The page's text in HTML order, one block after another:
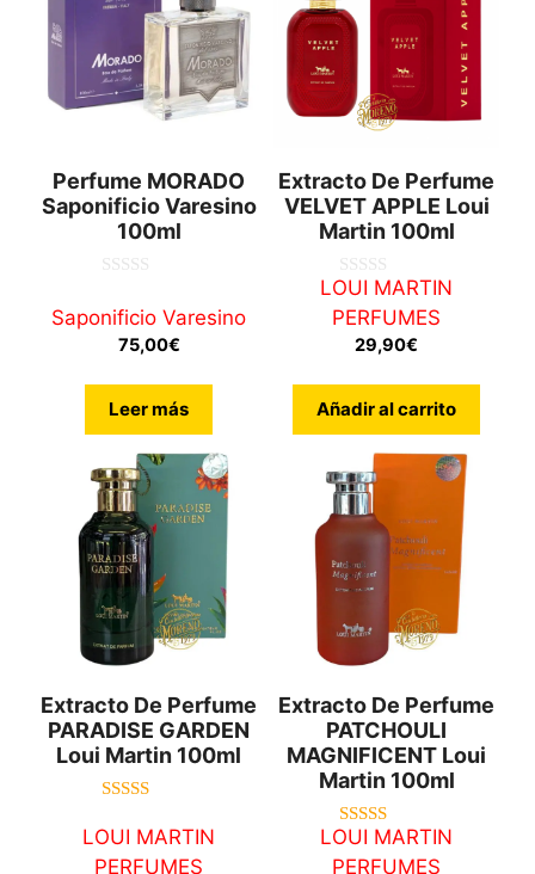
Perfume MORADO
Saponificio Varesino
100ml
e
Saponificio Varesino
75,00€
Leer más
Extracto De Perfume
VELVET APPLE Loui
Martin 100ml
0
d
e
LOUI MARTIN
PERFUMES
29,90€
Añadir al carrito
Extracto De Perfume
PARADISE GARDEN
Loui Martin 100ml
de 5
LOUI MARTIN
PERFUMES
Extracto De Perfume
PATCHOULI
MAGNIFICENT Loui
Martin 100ml
5.00
de 5
LOUI MARTIN
PERFUMES